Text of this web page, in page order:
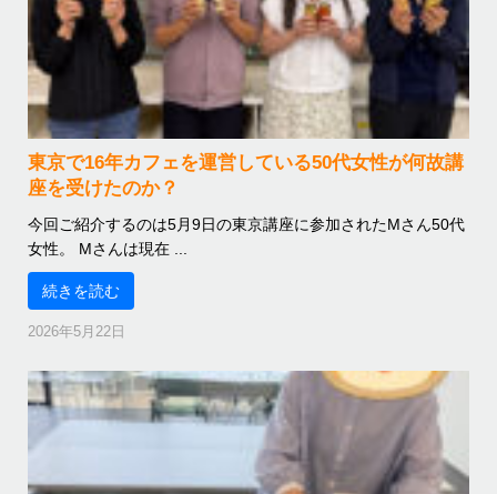
東京で16年カフェを運営している50代女性が何故講
座を受けたのか？
今回ご紹介するのは5月9日の東京講座に参加されたMさん50代
女性。 Mさんは現在 ...
続きを読む
2026年5月22日